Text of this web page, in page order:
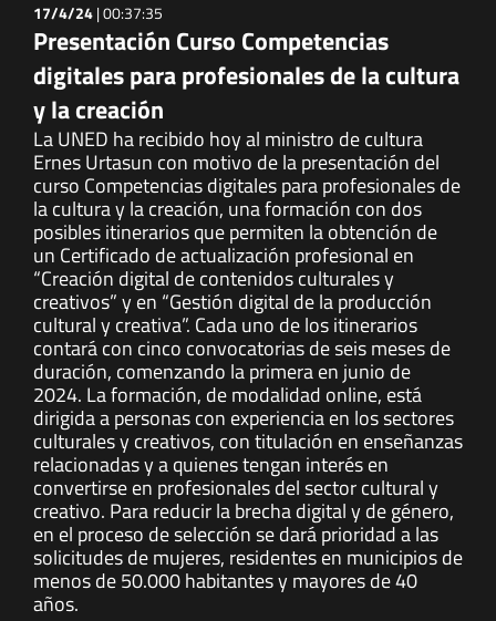
17/4/24|00:37:35
Presentación Curso Competencias
digitales para profesionales de la cultura
y la creación
La UNED ha recibido hoy al ministro de cultura
Ernes Urtasun con motivo de la presentación del
curso Competencias digitales para profesionales de
la cultura y la creación, una formación con dos
posibles itinerarios que permiten la obtención de
un Certificado de actualización profesional en
“Creación digital de contenidos culturales y
creativos” y en “Gestión digital de la producción
cultural y creativa”. Cada uno de los itinerarios
contará con cinco convocatorias de seis meses de
duración, comenzando la primera en junio de
2024. La formación, de modalidad online, está
dirigida a personas con experiencia en los sectores
culturales y creativos, con titulación en enseñanzas
relacionadas y a quienes tengan interés en
convertirse en profesionales del sector cultural y
creativo. Para reducir la brecha digital y de género,
en el proceso de selección se dará prioridad a las
solicitudes de mujeres, residentes en municipios de
menos de 50.000 habitantes y mayores de 40
años.